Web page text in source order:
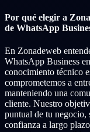
Por qué elegir a
de WhatsApp
En Zonadeweb
WhatsApp Business
conocimiento técnico
comprometemos a
manteniendo una
cliente. Nuestro
puntual de tu negocio,
confianza a largo